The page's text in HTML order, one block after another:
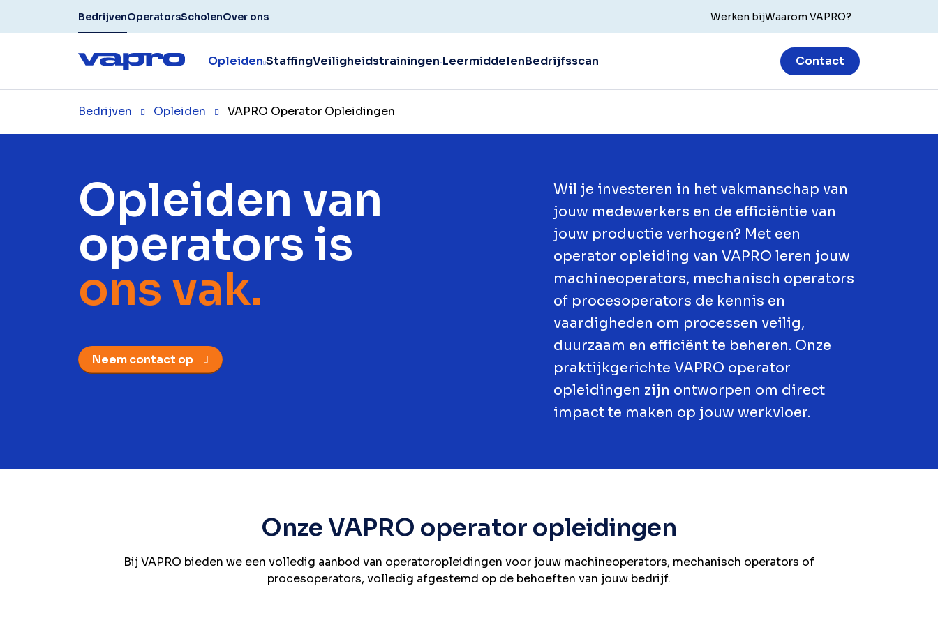
Bedrijven
Opleiden StaffingVeiligheidstrainingen LeermiddelenBedrijfsscan
OperatorsScholenOver ons Werken bijWaarom VAPRO?
Contact
Opleiden van
operators is
ons vak.
Neem contact op
Wil je investeren in het vakmanschap van
jouw medewerkers en de efficiëntie van
jouw productie verhogen? Met een
operator opleiding van VAPRO leren jouw
machineoperators, mechanisch operators
of procesoperators de kennis en
vaardigheden om processen veilig,
duurzaam en efficiënt te beheren. Onze
praktijkgerichte VAPRO operator
opleidingen zijn ontworpen om direct
impact te maken op jouw werkvloer.
Bedrijven Opleiden VAPRO Operator Opleidingen
Onze VAPRO operator opleidingen
Bij VAPRO bieden we een volledig aanbod van operatoropleidingen voor jouw machineoperators, mechanisch operators of
procesoperators, volledig afgestemd op de behoeften van jouw bedrijf.